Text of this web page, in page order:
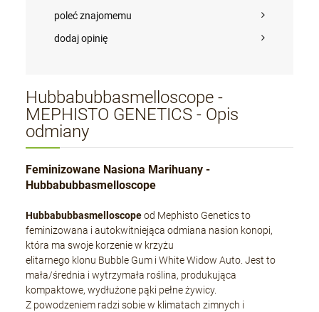
poleć znajomemu
dodaj opinię
Hubbabubbasmelloscope -
MEPHISTO GENETICS - Opis
odmiany
Feminizowane Nasiona Marihuany -
Hubbabubbasmelloscope
Hubbabubbasmelloscopeod Mephisto Genetics to
feminizowana i autokwitniejąca odmiana nasion konopi,
która ma swoje korzenie w krzyżu
elitarnego klonu Bubble Gum i White Widow Auto. Jest to
mała/średnia i wytrzymała roślina, produkująca
kompaktowe, wydłużone pąki pełne żywicy.
Z powodzeniem radzi sobie w klimatach zimnych i